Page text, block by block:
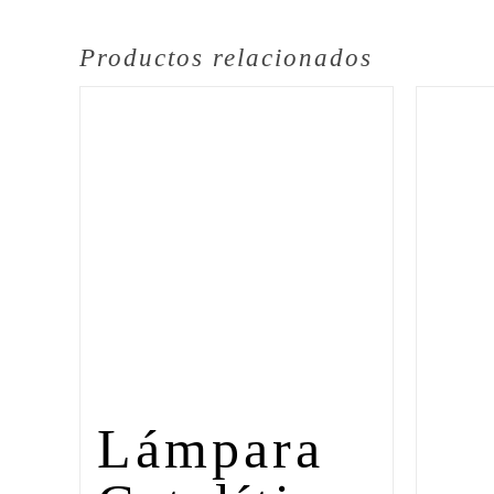
Productos relacionados
Lámpara